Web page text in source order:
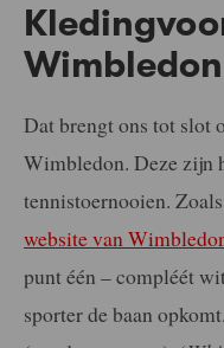
Wimbledon
Dat brengt ons tot slot
Wimbledon. Deze zijn
tennistoernooien.
website van
punt één – compléét
sporter de baan